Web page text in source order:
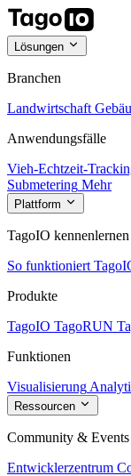
Lösungen
Branchen
Landwirtschaft
Anwendungsfälle
Vieh-Echtzeit-
Submetering Mehr
Plattform
TagoIO kennenlernen
So funktioniert
Produkte
TagoIO TagoRUN
Funktionen
Visualisierung
Ressourcen
Community & Events
Entwicklerzentrum